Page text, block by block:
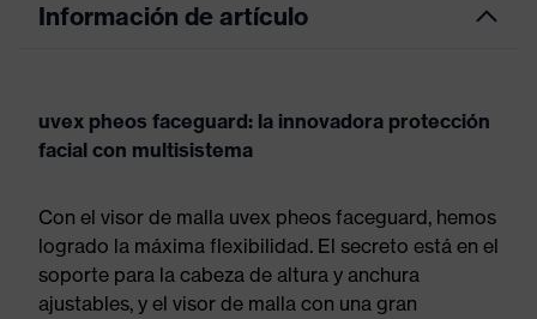
Información de artículo
uvex pheos faceguard: la innovadora protección
facial con multisistema
Con el visor de malla uvex pheos faceguard, hemos
logrado la máxima flexibilidad. El secreto está en el
soporte para la cabeza de altura y anchura
ajustables, y el visor de malla con una gran